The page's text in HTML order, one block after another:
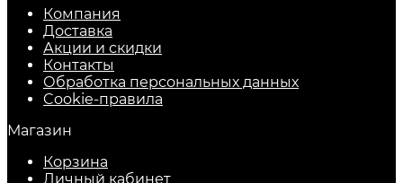
Компания
Доставка
Акции и скидки
Контакты
Обработка персональных данных
Cookie-правила
Магазин
Корзина
Личный кабинет